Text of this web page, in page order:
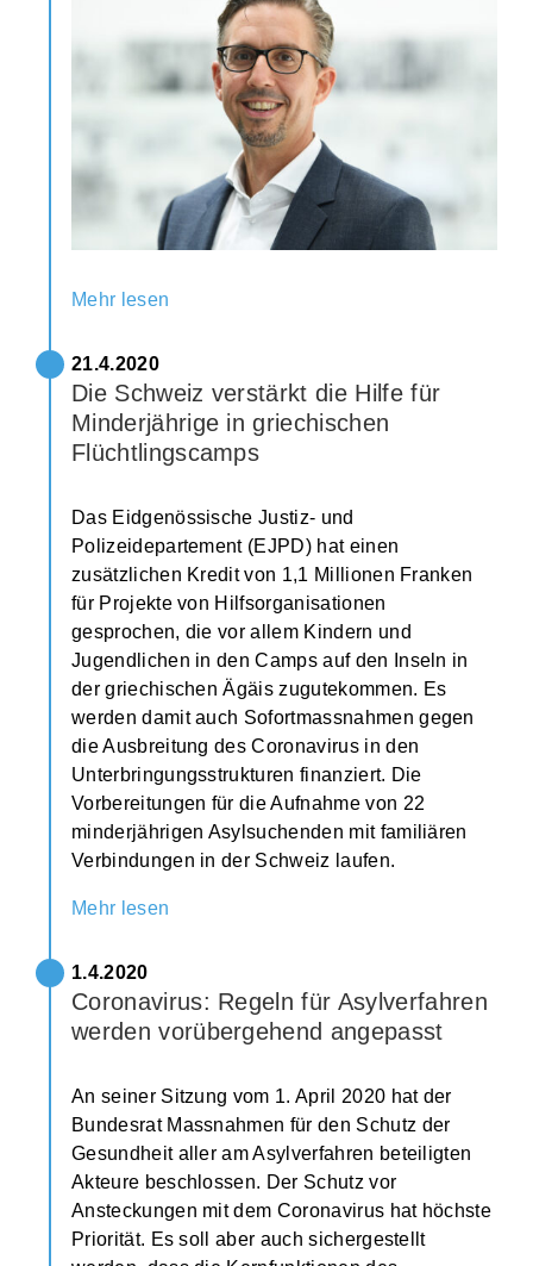
Mehr lesen
21.4.2020
Die Schweiz verstärkt die Hilfe für
Minderjährige in griechischen
Flüchtlingscamps
Das Eidgenössische Justiz- und
Polizeidepartement (EJPD) hat einen
zusätzlichen Kredit von 1,1 Millionen Franken
für Projekte von Hilfsorganisationen
gesprochen, die vor allem Kindern und
Jugendlichen in den Camps auf den Inseln in
der griechischen Ägäis zugutekommen. Es
werden damit auch Sofortmassnahmen gegen
die Ausbreitung des Coronavirus in den
Unterbringungsstrukturen finanziert. Die
Vorbereitungen für die Aufnahme von 22
minderjährigen Asylsuchenden mit familiären
Verbindungen in der Schweiz laufen.
Mehr lesen
1.4.2020
Coronavirus: Regeln für Asylverfahren
werden vorübergehend angepasst
An seiner Sitzung vom 1. April 2020 hat der
Bundesrat Massnahmen für den Schutz der
Gesundheit aller am Asylverfahren beteiligten
Akteure beschlossen. Der Schutz vor
Ansteckungen mit dem Coronavirus hat höchste
Priorität. Es soll aber auch sichergestellt